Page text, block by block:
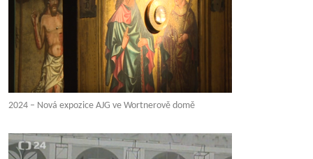
2024 – Nová expozice AJG ve Wortnerově domě